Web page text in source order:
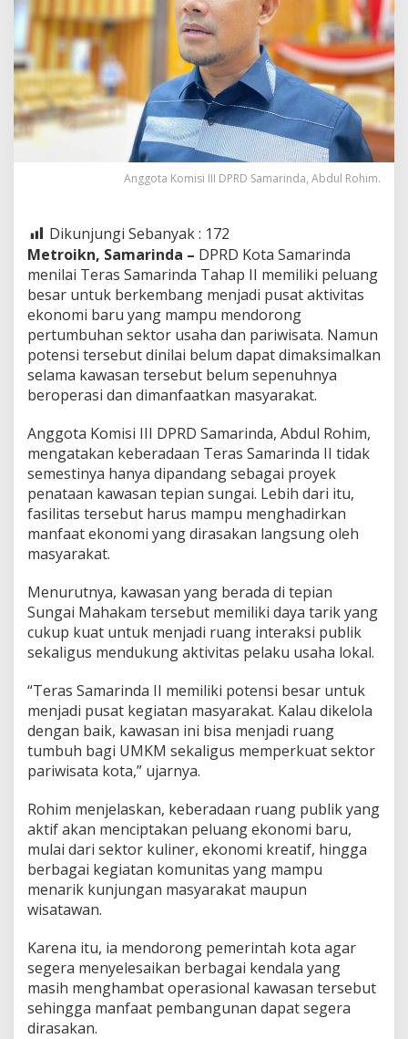
Anggota Komisi III DPRD Samarinda, Abdul Rohim.
Dikunjungi Sebanyak : 172
Metroikn, Samarinda – DPRD Kota Samarinda
menilai Teras Samarinda Tahap II memiliki peluang
besar untuk berkembang menjadi pusat aktivitas
ekonomi baru yang mampu mendorong
pertumbuhan sektor usaha dan pariwisata. Namun
potensi tersebut dinilai belum dapat dimaksimalkan
selama kawasan tersebut belum sepenuhnya
beroperasi dan dimanfaatkan masyarakat.
Anggota Komisi III DPRD Samarinda, Abdul Rohim,
mengatakan keberadaan Teras Samarinda II tidak
semestinya hanya dipandang sebagai proyek
penataan kawasan tepian sungai. Lebih dari itu,
fasilitas tersebut harus mampu menghadirkan
manfaat ekonomi yang dirasakan langsung oleh
masyarakat.
Menurutnya, kawasan yang berada di tepian
Sungai Mahakam tersebut memiliki daya tarik yang
cukup kuat untuk menjadi ruang interaksi publik
sekaligus mendukung aktivitas pelaku usaha lokal.
“Teras Samarinda II memiliki potensi besar untuk
menjadi pusat kegiatan masyarakat. Kalau dikelola
dengan baik, kawasan ini bisa menjadi ruang
tumbuh bagi UMKM sekaligus memperkuat sektor
pariwisata kota,” ujarnya.
Rohim menjelaskan, keberadaan ruang publik yang
aktif akan menciptakan peluang ekonomi baru,
mulai dari sektor kuliner, ekonomi kreatif, hingga
berbagai kegiatan komunitas yang mampu
menarik kunjungan masyarakat maupun
wisatawan.
Karena itu, ia mendorong pemerintah kota agar
segera menyelesaikan berbagai kendala yang
masih menghambat operasional kawasan tersebut
sehingga manfaat pembangunan dapat segera
dirasakan.